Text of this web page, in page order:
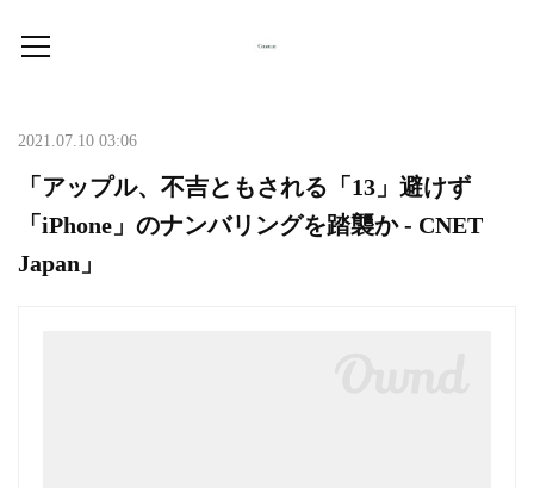
2021.07.10 03:06
「アップル、不吉ともされる「13」避けず
「iPhone」のナンバリングを踏襲か - CNET
Japan」